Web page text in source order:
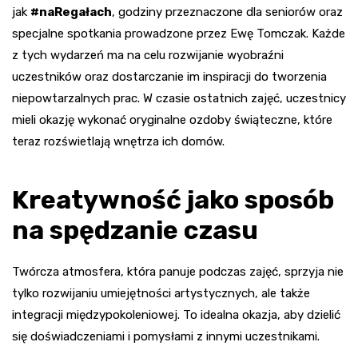
jak #naRegałach, godziny przeznaczone dla seniorów oraz
specjalne spotkania prowadzone przez Ewę Tomczak. Każde
z tych wydarzeń ma na celu rozwijanie wyobraźni
uczestników oraz dostarczanie im inspiracji do tworzenia
niepowtarzalnych prac. W czasie ostatnich zajęć, uczestnicy
mieli okazję wykonać oryginalne ozdoby świąteczne, które
teraz rozświetlają wnętrza ich domów.
Kreatywność jako sposób
na spędzanie czasu
Twórcza atmosfera, która panuje podczas zajęć, sprzyja nie
tylko rozwijaniu umiejętności artystycznych, ale także
integracji międzypokoleniowej. To idealna okazja, aby dzielić
się doświadczeniami i pomysłami z innymi uczestnikami.